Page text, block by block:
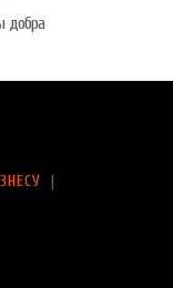
добра
|